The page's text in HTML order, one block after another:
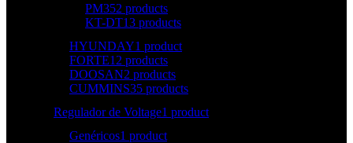
PM352 products
KT-DT13 products
HYUNDAY1 product
FORTE12 products
DOOSAN2 products
CUMMINS35 products
Regulador de Voltage1 product
Genéricos1 product